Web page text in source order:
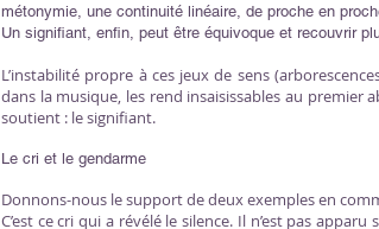
métonymie, une continuité linéaire, de proche en
Un signifiant, enfin, peut être équivoque et recouvrir
L’instabilité propre à ces jeux de sens
dans la musique, les rend insaisissables au premier
soutient : le signifiant.
Le cri et le gendarme
Donnons-nous le support de deux exemples en
C’est ce cri qui a révélé le silence. Il n’est pas